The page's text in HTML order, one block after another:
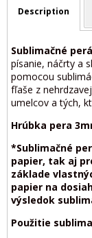
Description
Sublimačné
písanie, náčrty a
pomocou
fľaše z
umelcov a tých,
Hrúbka pera
*Sublimačné
papier, tak aj
základe
papier na
výsledok
Použitie